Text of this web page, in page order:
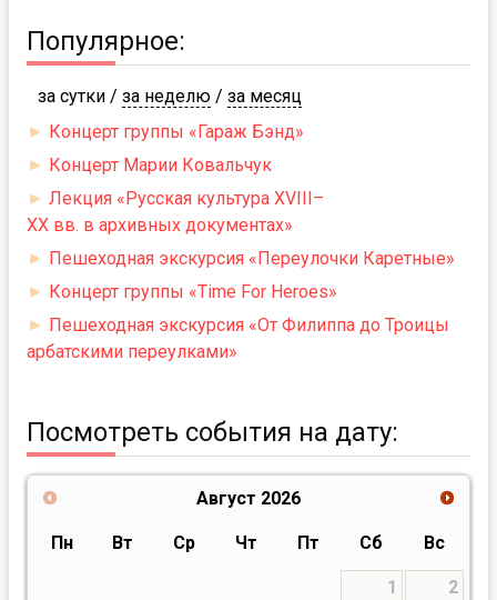
Популярное:
за сутки / за неделю / за месяц
► Концерт группы «Гараж Бэнд»
► Концерт Марии Ковальчук
► Лекция «Русская культура XVIII–
XX вв. в архивных документах»
► Пешеходная экскурсия «Переулочки Каретные»
► Концерт группы «Time For Heroes»
► Пешеходная экскурсия «От Филиппа до Троицы
арбатскими переулками»
Посмотреть события на дату:
Август 2026
Пн Вт Ср Чт Пт Сб Вс
1
2